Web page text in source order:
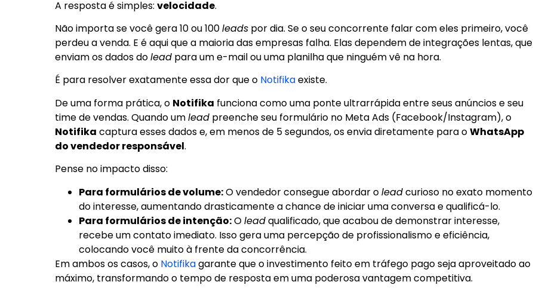
A resposta é simples: velocidade.
Não importa se você gera 10 ou 100leads por dia. Se o seu concorrente falar com eles primeiro, você
perdeu a venda. E é aqui que a maioria das empresas falha. Elas dependem de integrações lentas, que
enviam os dados dolead para um e-mail ou uma planilha que ninguém vê na hora.
É para resolver exatamente essa dor que o Notifikaexiste.
De uma forma prática, o Notifika funciona como uma ponte ultrarrápida entre seus anúncios e seu
time de vendas. Quando umlead preenche seu formulário no Meta Ads (Facebook/Instagram), o
Notifika captura esses dados e, em menos de 5 segundos, os envia diretamente para oWhatsApp
do vendedor responsável.
Pense no impacto disso:
Para formulários de volume:O vendedor consegue abordar oleadcurioso no exato momento
do interesse, aumentando drasticamente a chance de iniciar uma conversa e qualificá-lo.
Para formulários de intenção:Oleadqualificado, que acabou de demonstrar interesse,
recebe um contato imediato. Isso gera uma percepção de profissionalismo e eficiência,
colocando você muito à frente da concorrência.
Em ambos os casos, o Notifikagarante que o investimento feito em tráfego pago seja aproveitado ao
máximo, transformando o tempo de resposta em uma poderosa vantagem competitiva.